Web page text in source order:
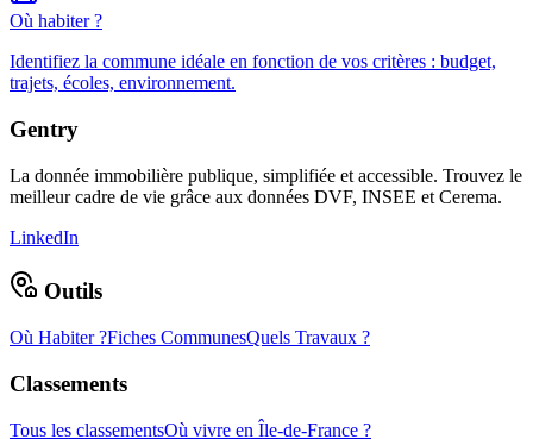
Où habiter ?
Identifiez la commune idéale en fonction de vos critères : budget,
trajets, écoles, environnement.
Gentry
La donnée immobilière publique, simplifiée et accessible. Trouvez le
meilleur cadre de vie grâce aux données DVF, INSEE et Cerema.
LinkedIn
Outils
Où Habiter ?Fiches CommunesQuels Travaux ?
Classements
Tous les classementsOù vivre en Île-de-France ?